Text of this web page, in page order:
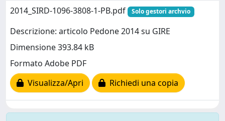
2014_SIRD-1096-3808-1-PB.pdf
Solo gestori archvio
Descrizione: articolo Pedone 2014 su GIRE
Dimensione 393.84 kB
Formato Adobe PDF
Visualizza/Apri
Richiedi una copia